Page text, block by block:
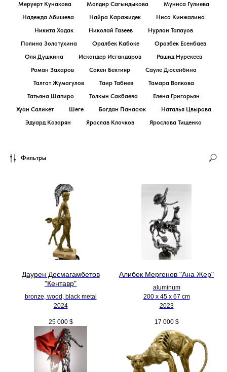
Меруерт Кунакова
Молдир Сагындыкова
Муниса Гулиева
Надежда Абишева
Найра Каражидек
Ниса Кинжалина
Никита Ходак
Николай Газеев
Нурлан Тапауов
Полина Золотухина
Оралбек Кабоке
Оразбек Есенбаев
Оля Душкина
Искандер Исгандаров
Рашид Нурекеев
Роман Захаров
Сакен Бектияр
Сауле Дюсенбина
Талгат Жумагулов
Таир Табиев
Тамара Волкова
Татьяна Шапиро
Толкын Сакбаева
Елена Григорьян
Хуан Саликет
Шеге Богдан Панасюк
Наталья Цвырова
Эдуард Казарян
Ярослав Клочков Ярослава Тищенко
Фильтры
Даурен Досмагамбетов
"Кентавр"
bronze, wood, black metal
2024
25 000 $
Алибек Мергенов "Ана Жер"
aluminum
200 х 45 х 67 cm
2023
17 000 $